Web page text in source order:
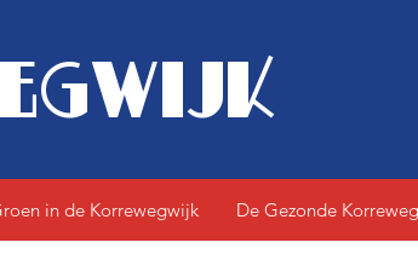
in de Korrewegwijk De Gezonde